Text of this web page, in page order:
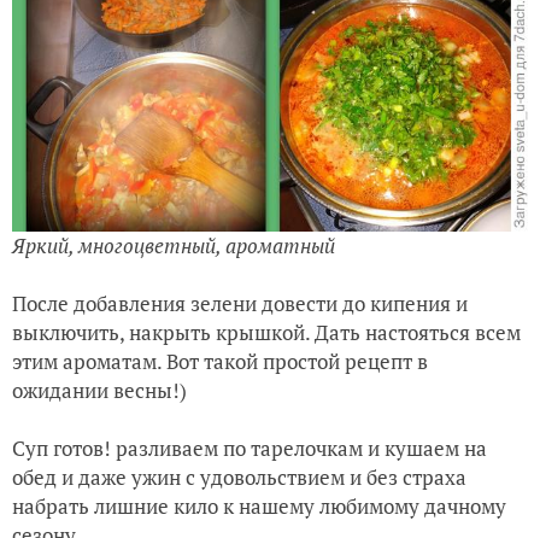
Яркий, многоцветный, ароматный
После добавления зелени довести до кипения и
выключить, накрыть крышкой. Дать настояться всем
этим ароматам. Вот такой простой рецепт в
ожидании весны!)
Суп готов! разливаем по тарелочкам и кушаем на
обед и даже ужин с удовольствием и без страха
набрать лишние кило к нашему любимому дачному